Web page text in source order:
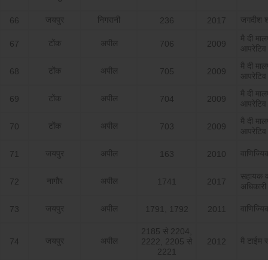
66 जयपुर निगरानी 236 2017 जगदीश
67 टोंक अपील 706 2009
मै दी
आपरेटिव
68 टोंक अपील 705 2009
मै दी
आपरेटिव
69 टोंक अपील 704 2009
मै दी
आपरेटिव
70 टोंक अपील 703 2009
मै दी
आपरेटिव
71 जयपुर अपील 163 2010
72 नागौर अपील 1741 2017
सहायक
अधिकारी
73 जयपुर अपील 1791, 1792 2011
74 जयपुर अपील
2185 से 2204,
2222, 2205 से
2221
2012 मै टाईम